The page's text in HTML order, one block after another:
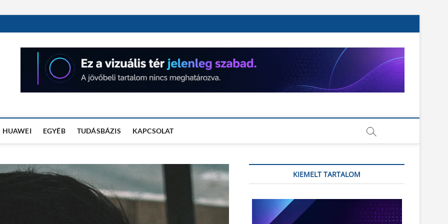
HUAWEI EGYÉB TUDÁSBÁZIS KAPCSOLAT
KIEMELT TARTALOM